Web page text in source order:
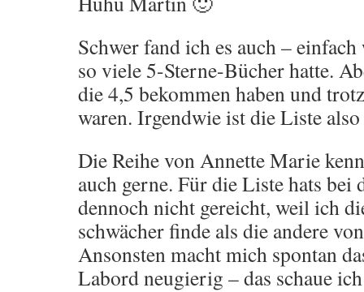
Schwer fand ich es auch –
so viele 5-Sterne-Bücher hatte.
die 4,5 bekommen haben und
waren. Irgendwie ist die Liste
Die Reihe von Annette Marie
auch gerne. Für die Liste hats bei
dennoch nicht gereicht, weil ich
schwächer finde als die andere
Ansonsten macht mich spontan
Labord neugierig – das schaue